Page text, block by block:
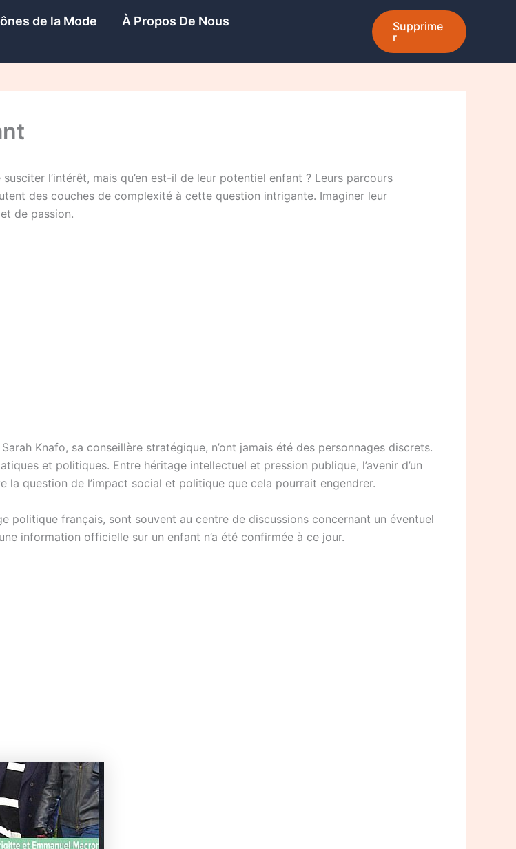
de la Mode
À Propos De Nous
Supprime
r
l’intérêt, mais qu’en est-il de leur potentiel enfant ? Leurs parcours
des couches de complexité à cette question intrigante. Imaginer leur
de passion.
Knafo, sa conseillère stratégique, n’ont jamais été des personnages discrets.
et politiques. Entre héritage intellectuel et pression publique, l’avenir d’un
la question de l’impact social et politique que cela pourrait engendrer.
politique français, sont souvent au centre de discussions concernant un éventuel
information officielle sur un enfant n’a été confirmée à ce jour.